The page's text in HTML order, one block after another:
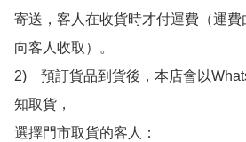
寄送，客人在收貨時才付運費（運
向客人收取）。
2)　預訂貨品到貨後，本店會以
知取貨，
選擇門市取貨的客人：